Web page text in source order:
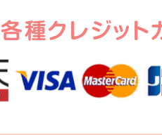
各種クレジット